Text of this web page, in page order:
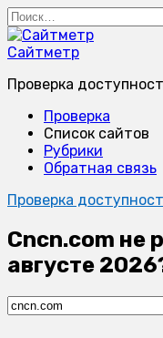
Перейти
к
содержанию
Search
for:
Сайтметр
Проверка
Проверка
Список сайтов
Рубрики
Обратная связь
Проверка
Cncn.com не
августе